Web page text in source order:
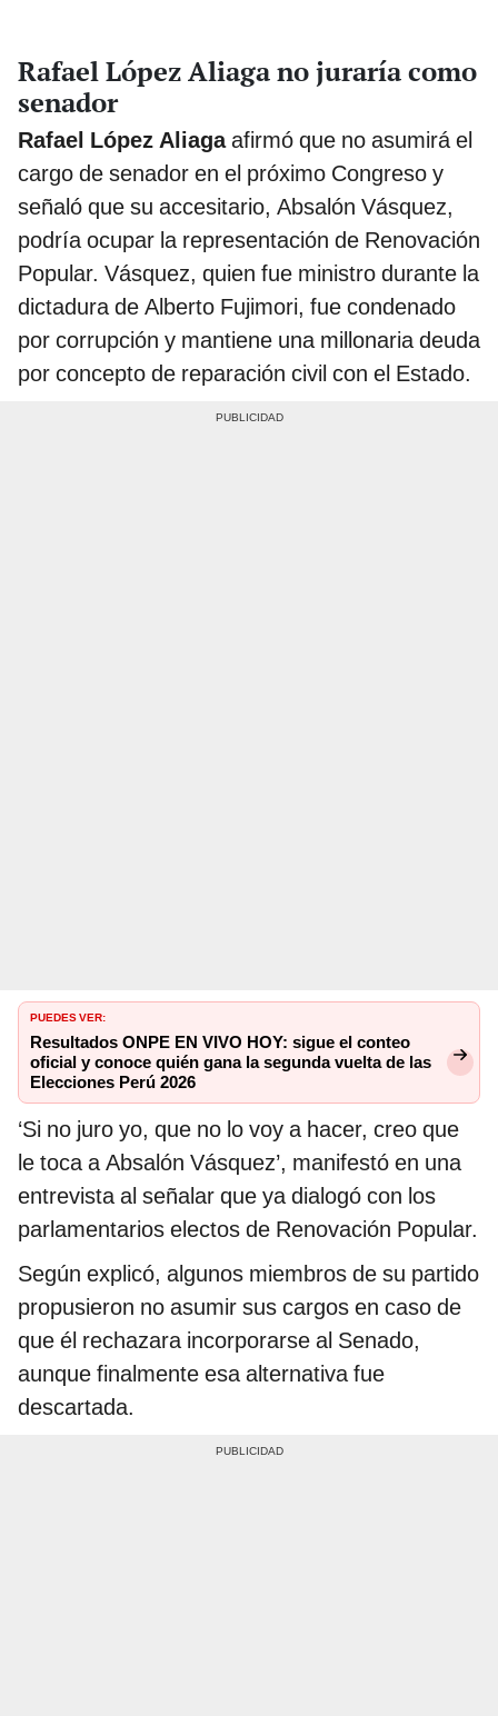
Rafael López Aliaga no juraría como
senador
Rafael López Aliagaafirmó que no asumirá el
cargo de senador en el próximo Congreso y
señaló que su accesitario, Absalón Vásquez,
podría ocupar la representación de Renovación
Popular. Vásquez, quien fue ministro durante la
dictadura de Alberto Fujimori, fue condenado
por corrupción y mantiene una millonaria deuda
por concepto de reparación civil con el Estado.
PUEDES VER:
Resultados ONPE EN VIVO HOY: sigue el conteo
oficial y conoce quién gana la segunda vuelta de las
Elecciones Perú 2026
‘Si no juro yo, que no lo voy a hacer, creo que
le toca a Absalón Vásquez’, manifestó en una
entrevista al señalar que ya dialogó con los
parlamentarios electos de Renovación Popular.
Según explicó, algunos miembros de su partido
propusieron no asumir sus cargos en caso de
que él rechazara incorporarse al Senado,
aunque finalmente esa alternativa fue
descartada.